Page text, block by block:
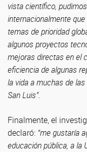
vista científico,
internacionalmente
temas de prioridad
algunos proyectos
mejoras directas en el
eficiencia de algunas
la vida a muchas de
San Luis”.
Finalmente, el
declaró: “me gustaría
educación pública, a la